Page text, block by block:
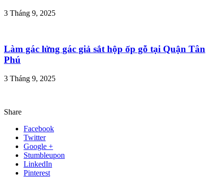
3 Tháng 9, 2025
Làm gác lửng gác giả sắt hộp ốp gỗ tại Quận Tân
Phú
3 Tháng 9, 2025
Share
Facebook
Twitter
Google +
Stumbleupon
LinkedIn
Pinterest